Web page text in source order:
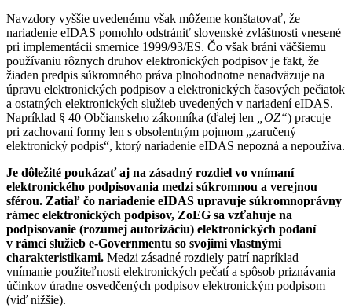
Navzdory vyššie uvedenému však môžeme konštatovať, že
nariadenie eIDAS pomohlo odstrániť slovenské zvláštnosti vnesené
pri implementácii smernice 1999/93/ES. Čo však bráni väčšiemu
používaniu rôznych druhov elektronických podpisov je fakt, že
žiaden predpis súkromného práva plnohodnotne nenadväzuje na
úpravu elektronických podpisov a elektronických časových pečiatok
a ostatných elektronických služieb uvedených v nariadení eIDAS.
Napríklad § 40 Občianskeho zákonníka (ďalej len
„OZ“) pracuje
pri zachovaní formy len s obsolentným pojmom „zaručený
elektronický podpis“, ktorý nariadenie eIDAS nepozná a nepoužíva.
Je dôležité poukázať aj na zásadný rozdiel vo vnímaní
elektronického podpisovania medzi súkromnou a verejnou
sférou. Zatiaľ čo nariadenie eIDAS upravuje súkromnoprávny
rámec elektronických podpisov, ZoEG sa vzťahuje na
podpisovanie (rozumej autorizáciu) elektronických podaní
v rámci služieb e-Governmentu so svojimi vlastnými
charakteristikami. Medzi zásadné rozdiely patrí napríklad
vnímanie použiteľnosti elektronických pečatí a spôsob priznávania
účinkov úradne osvedčených podpisov elektronickým podpisom
(viď nižšie).